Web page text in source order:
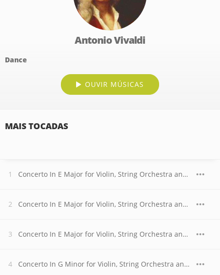
Antonio Vivaldi
Dance
OUVIR MÚSICAS
MAIS TOCADAS
Concerto In E Major for Violin, String Orchestra and Continuo, Op. 8, No. 1, RV 269, "La Primavera" (Le Printemps). I. Allegro
Concerto In E Major for Violin, String Orchestra and Continuo, Op. 8, No. 1, RV 269, "La Primavera" (Le Printemps). Largo e pianis
Concerto In E Major for Violin, String Orchestra and Continuo, Op. 8, No. 1, RV 269, "La Primavera" (Le Printemps). Allegro
Concerto In G Minor for Violin, String Orchestra and Continuo, Op. 8, No. 2, RV 315, "L'estate" (L'Eté). Presto, Tempo impetuoso d